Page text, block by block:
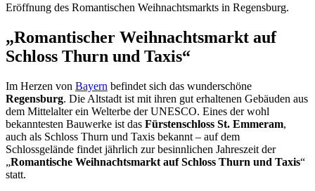
Eröffnung des Romantischen Weihnachtsmarkts in Regensburg.
„Romantischer Weihnachtsmarkt auf
Schloss Thurn und Taxis“
Im Herzen von Bayern befindet sich das wunderschöne
Regensburg. Die Altstadt ist mit ihren gut erhaltenen Gebäuden aus
dem Mittelalter ein Welterbe der UNESCO. Eines der wohl
bekanntesten Bauwerke ist das Fürstenschloss St. Emmeram,
auch als Schloss Thurn und Taxis bekannt – auf dem
Schlossgelände findet jährlich zur besinnlichen Jahreszeit der
„Romantische Weihnachtsmarkt auf Schloss Thurn und Taxis“
statt.